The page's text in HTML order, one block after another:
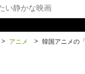
> アニメ > 韓国アニメの